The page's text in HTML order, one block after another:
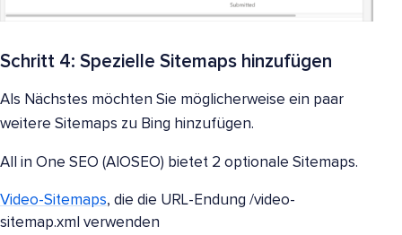
Schritt 4: Spezielle Sitemaps hinzufügen
Als Nächstes möchten Sie möglicherweise ein paar
weitere Sitemaps zu Bing hinzufügen.
All in One SEO (AIOSEO) bietet 2 optionale Sitemaps.
Video-Sitemaps, die die URL-Endung /video-
sitemap.xml verwenden